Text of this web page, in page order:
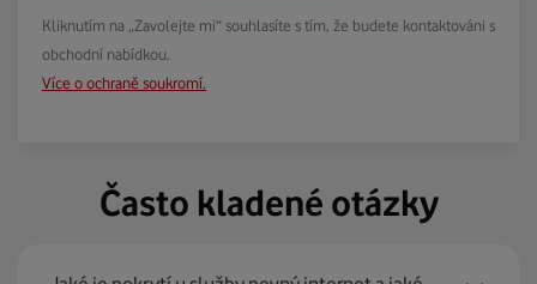
Kliknutím na „Zavolejte mi“ souhlasíte s tím, že budete kontaktováni s
obchodní nabídkou.
Více o ochraně soukromí.
Často kladené otázky